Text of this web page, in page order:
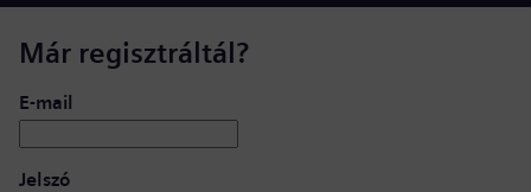
Már regisztráltál?
Bejelentkezés: felhasználó és jelszó
E-mail
Jelszó